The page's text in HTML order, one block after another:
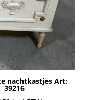
nachtkastjes Art:
39216